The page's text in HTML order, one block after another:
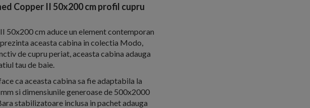
Copper II 50x200 cm profil cupru
50x200 cm aduce un element contemporan
aceasta cabina in colectia Modo,
de cupru periat, aceasta cabina adauga
tau de baie.
ca aceasta cabina sa fie adaptabila la
si dimensiunile generoase de 500x2000
stabilizatoare inclusa in pachet adauga